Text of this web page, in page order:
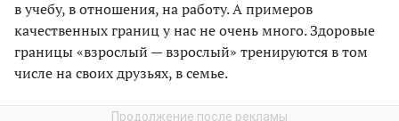
в учебу, в отношения, на работу. А примеров
качественных границ у нас не очень много. Здоровые
границы «взрослый — взрослый» тренируются в том
числе на своих друзьях, в семье.